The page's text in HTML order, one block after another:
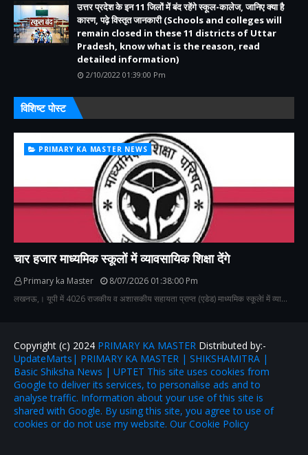
उत्तर प्रदेश के इन 11 जिलों में बंद रहेंगे स्कूल-कालेज, जानिए क्या है
कारण, पढ़े विस्तृत जानकारी (Schools and colleges will
remain closed in these 11 districts of Uttar
Pradesh, know what is the reason, read
detailed information)
2/10/2022 01:39:00 Pm
विशिष्ट पोस्ट
PRIMARY KA MASTER NEWS
चार हजार माध्यमिक स्कूलों में व्यावसायिक शिक्षा देंगे
Primary ka Master
8/07/2026 01:38:00 Pm
लखनऊ,। यूपी में 4026 राजकीय व अशासकीय सहायता प्राप्त (एडेड) माध्यमिक स्कूलेां में व्या…
Copyright (c) 2024 PRIMARY KA MASTER Distributed by:-
UpdateMarts| PRIMARY KA MASTER | SHIKSHAMITRA |
Basic Shiksha News | UPTET This site uses cookies from
Google to deliver its services, to personalise ads and to
analyse traffic. Information about your use of this site is
shared with Google. By using this site, you agree to use of
cookies or do not use my website. Our Cookie Policy